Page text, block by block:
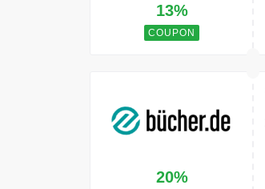
13%
COUPON
20%